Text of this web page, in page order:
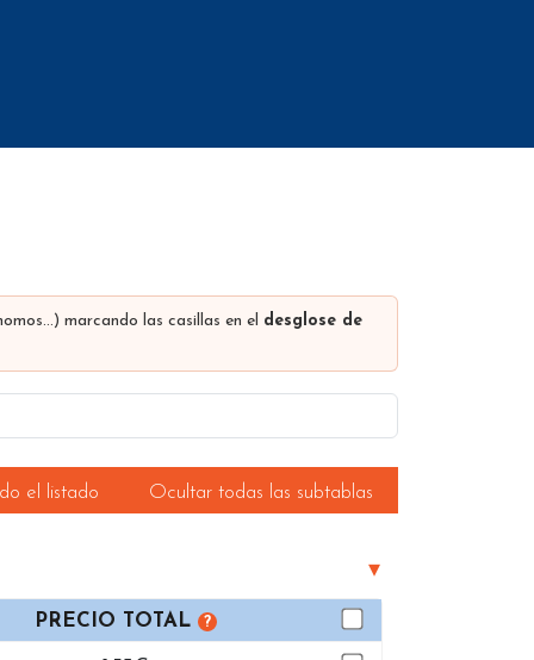
marketing. Además ofrecemos el conteo
descuentos se realizan dependiendo del
se encuentran en la parte superior de la
ejemplo podrá encontrar
,Vizcaya, y otras zonas seleccionables
un fichero comprimido por email. Una vez
de esta forma para que pueda optar
marcando las casillas en el desglose de
el listado Ocultar todas las subtablas
▾
PRECIO TOTAL ?